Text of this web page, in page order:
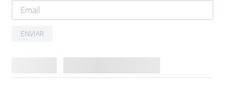
ENVIAR